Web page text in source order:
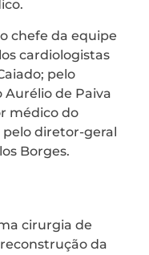
chefe da equipe
cardiologistas
pelo
de Paiva
médico do
pelo diretor-geral
Borges.
cirurgia de
da